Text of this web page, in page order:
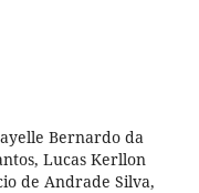
Bernardo da
Lucas Kerllon
de Andrade Silva,